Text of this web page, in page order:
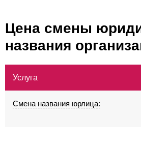
Цена смены
названия
Услуга
Смена названия юрлица: